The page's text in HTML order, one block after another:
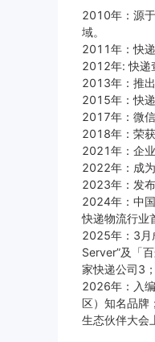
2010年：源
域。
2011年：快
2012年: 快递
2013年：推
2015年：快
2017年：微
2018年：荣获
2021年：企
2022年：成
2023年：发布
2024年：中
快递物流行业
2025年：3月
Server”及「
家快递公司3
2026年：入
区）知名品牌
生态伙伴大会